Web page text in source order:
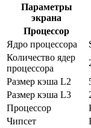
Параметры
экрана
Процессор
Ядро процессора
Количество ядер
процессора
Размер кэша L2
Размер кэша L3
Процессор
Чипсет